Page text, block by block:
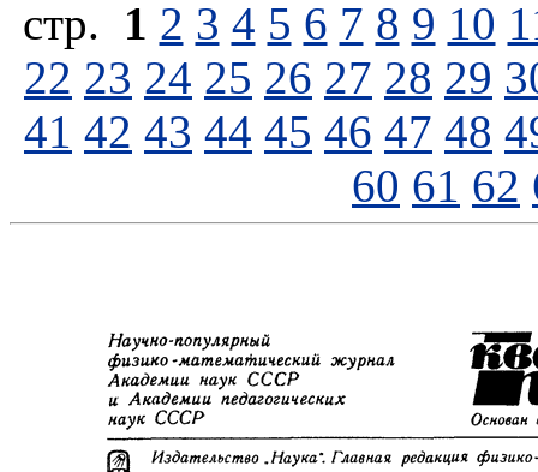
стp. 1 2 3 4 5 6 7 8 9 10
22 23 24 25 26 27 28 29
41 42 43 44 45 46 47 48
60 61 62